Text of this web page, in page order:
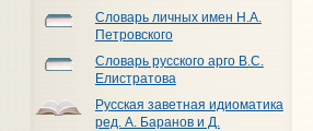
Словарь личных имен Н.А.
Петровского
Словарь русского арго В.С.
Елистратова
Русская заветная идиоматика
ред. А. Баранов и Д.